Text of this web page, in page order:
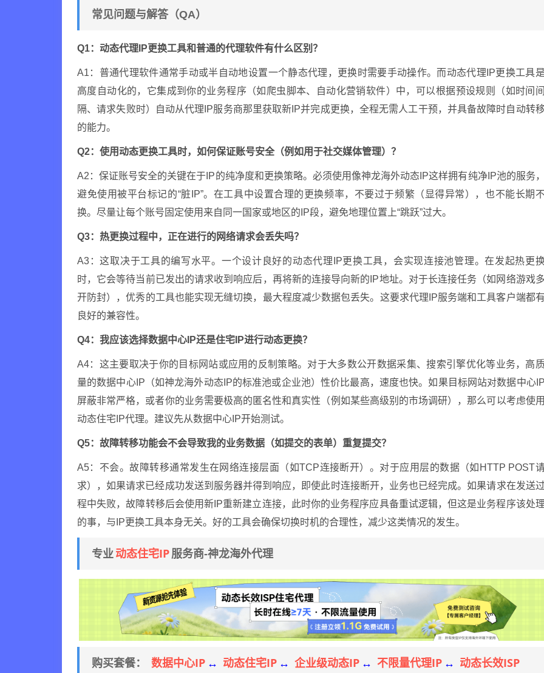
常见问题与解答（QA）
Q1：动态代理IP更换工具和普通的代理软件有什么区别？
A1：普通代理软件通常手动或半自动地设置一个静态代理，更换时需要手动操作。而动态代理IP更换工具是
高度自动化的，它集成到你的业务程序（如爬虫脚本、自动化营销软件）中，可以根据预设规则（如时间间
隔、请求失败时）自动从代理IP服务商那里获取新IP并完成更换，全程无需人工干预，并具备故障时自动转
的能力。
Q2：使用动态更换工具时，如何保证账号安全（例如用于社交媒体管理）？
A2：保证账号安全的关键在于IP的纯净度和更换策略。必须使用像神龙海外动态IP这样拥有纯净IP池的服务，
避免使用被平台标记的“脏IP”。在工具中设置合理的更换频率，不要过于频繁（显得异常），也不能长期不
换。尽量让每个账号固定使用来自同一国家或地区的IP段，避免地理位置上“跳跃”过大。
Q3：热更换过程中，正在进行的网络请求会丢失吗？
A3：这取决于工具的编写水平。一个设计良好的动态代理IP更换工具，会实现连接池管理。在发起热更
时，它会等待当前已发出的请求收到响应后，再将新的连接导向新的IP地址。对于长连接任务（如网络游戏多
开防封），优秀的工具也能实现无缝切换，最大程度减少数据包丢失。这要求代理IP服务端和工具客户端都有
良好的兼容性。
Q4：我应该选择数据中心IP还是住宅IP进行动态更换？
A4：这主要取决于你的目标网站或应用的反制策略。对于大多数公开数据采集、搜索引擎优化等业务，高
量的数据中心IP（如神龙海外动态IP的标准池或企业池）性价比最高，速度也快。如果目标网站对数据中心IP
屏蔽非常严格，或者你的业务需要极高的匿名性和真实性（例如某些高级别的市场调研），那么可以考虑使用
动态住宅IP代理。建议先从数据中心IP开始测试。
Q5：故障转移功能会不会导致我的业务数据（如提交的表单）重复提交？
A5：不会。故障转移通常发生在网络连接层面（如TCP连接断开）。对于应用层的数据（如HTTP POST
求），如果请求已经成功发送到服务器并得到响应，即使此时连接断开，业务也已经完成。如果请求在发送过
程中失败，故障转移后会使用新IP重新建立连接，此时你的业务程序应具备重试逻辑，但这是业务程序该处理
的事，与IP更换工具本身无关。好的工具会确保切换时机的合理性，减少这类情况的发生。
专业 动态住宅IP 服务商-神龙海外代理
购买套餐： 数据中心IP ↔ 动态住宅IP ↔ 企业级动态IP ↔ 不限量代理IP ↔ 动态长效ISP